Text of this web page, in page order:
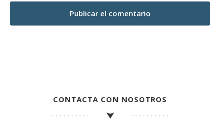
CONTACTA CON NOSOTROS